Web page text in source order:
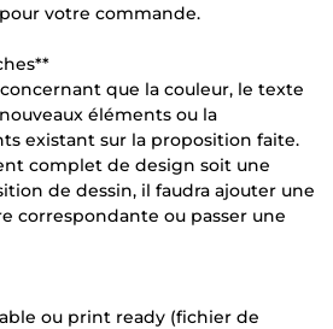
votre commande.
que la couleur, le texte
éléments ou la
existant sur la proposition faite.
complet de design soit une
de dessin, il faudra ajouter une
correspondante ou passer une
ou print ready (fichier de